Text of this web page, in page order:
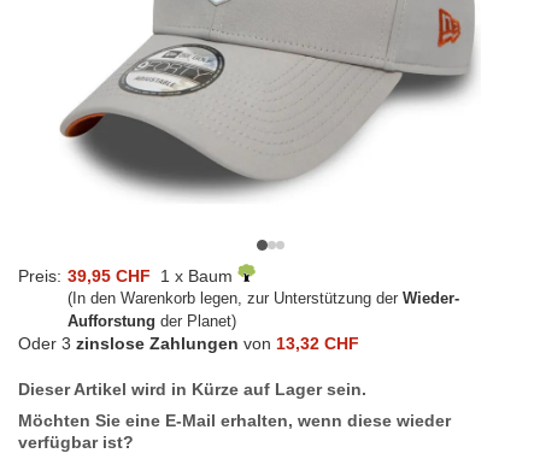
Preis: 39,95 CHF 1 x Baum
(In den Warenkorb legen, zur Unterstützung der Wieder-
Aufforstung der Planet)
Oder 3 zinslose Zahlungen von 13,32 CHF
Dieser Artikel wird in Kürze auf Lager sein.
Möchten Sie eine E-Mail erhalten, wenn diese wieder
verfügbar ist?